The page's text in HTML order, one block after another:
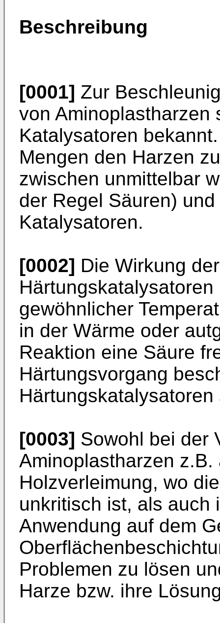
Beschreibung
[0001] Zur
von Aminoplastharzen
Katalysatoren
Mengen den Harzen
zwischen unmittelbar
der Regel Säuren)
Katalysatoren.
[0002] Die Wirkung
gewöhnlicher
in der Wärme oder
Reaktion eine Säure
Härtungsvorgang
[0003] Sowohl bei der
Aminoplastharzen
Holzverleimung, wo
unkritisch ist, als auch
Anwendung auf dem
Problemen zu lösen
Harze bzw. ihre